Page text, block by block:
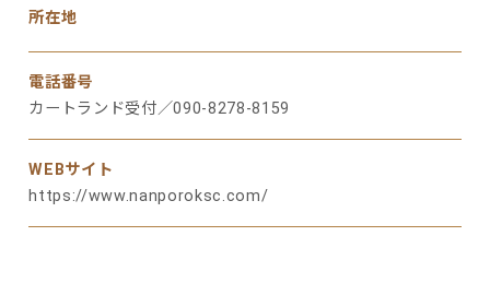
所在地
電話番号
カートランド受付／090-8278-8159
WEBサイト
https://www.nanporoksc.com/